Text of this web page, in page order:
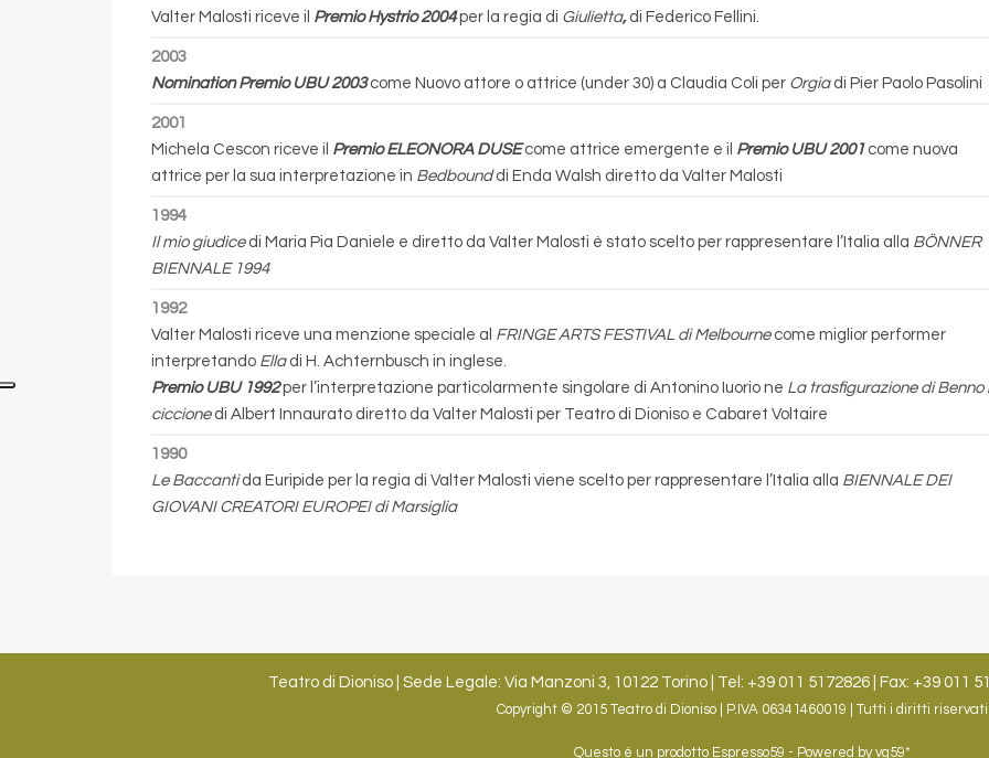
Valter Malosti riceve il Premio Hystrio 2004per la regia di Giulietta,di Federico Fellini.
2003
Nomination Premio UBU 2003come Nuovo attore o attrice (under 30) a Claudia Coli per Orgia di Pier Paolo Pasolini
2001
Michela Cescon riceve il Premio ELEONORA DUSEcome attrice emergente e il Premio UBU 2001 come nuova
attrice per la sua interpretazione in Bedbounddi Enda Walsh diretto da Valter Malosti
1994
Il mio giudicedi Maria Pia Daniele e diretto da Valter Malosti è stato scelto per rappresentare l’Italia alla BÖNNER
BIENNALE 1994
1992
Valter Malosti riceve una menzione speciale al FRINGE ARTS FESTIVAL diMelbournecome miglior performer
interpretando Ella di H. Achternbusch in inglese.
Premio UBU 1992per l’interpretazione particolarmente singolare di Antonino Iuorio ne La trasfigurazione di Benno
ciccione di Albert Innaurato diretto da Valter Malosti per Teatro di Dioniso e Cabaret Voltaire
1990
Le Baccantida Euripide per la regia di Valter Malosti viene scelto per rappresentare l’Italia alla BIENNALE DEI
GIOVANI CREATORI EUROPEI di Marsiglia
Teatro di Dioniso | Sede Legale: Via Manzoni 3, 10122 Torino | Tel: +39 011 5172826 | Fax: +39 011
Copyright © 2015 Teatro di Dioniso | P.IVA 06341460019 | Tutti i diritti riservati
Questo è un prodotto Espresso59 - Powered byvg59*